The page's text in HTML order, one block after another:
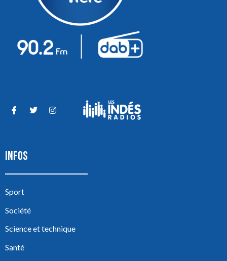
INFOS
Sport
Société
Science et technique
Santé